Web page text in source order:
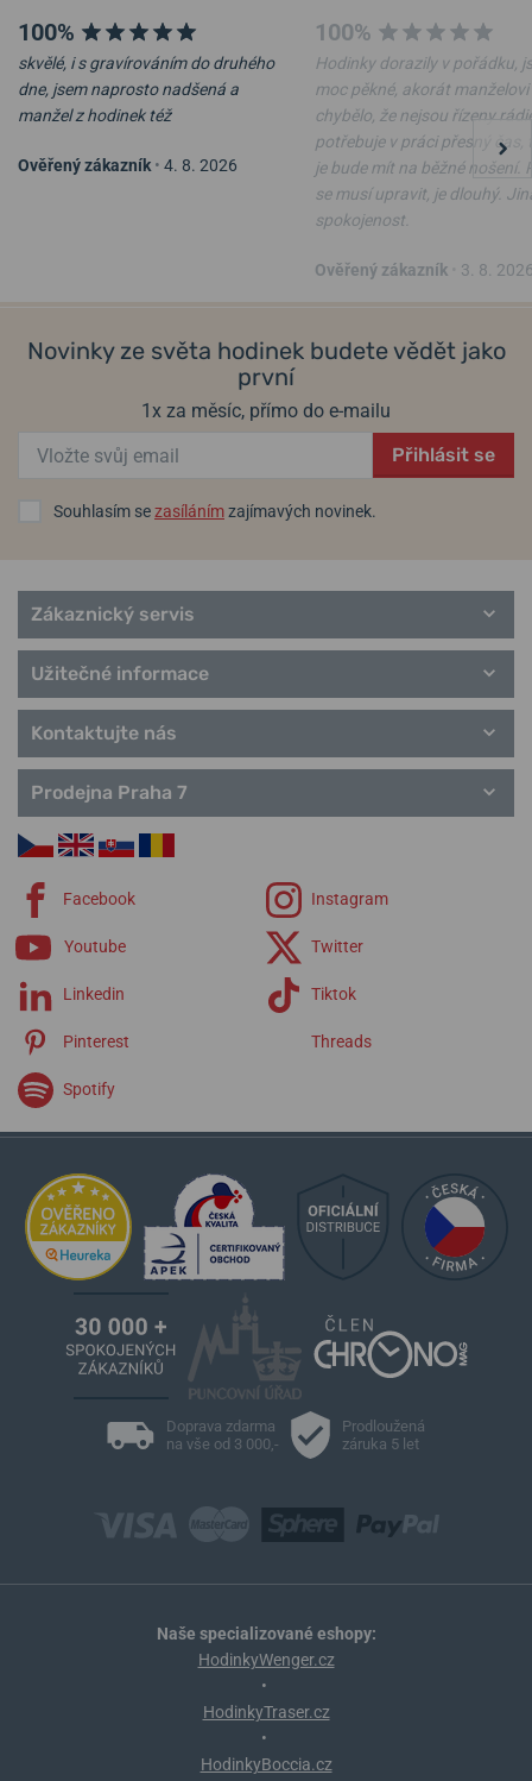
100%
skvělé, i s gravírováním do druhého
dne, jsem naprosto nadšená a
manžel z hodinek též
Ověřený zákazník • 4. 8. 2026
100%
Hodinky dorazily v pořádku,
moc pěkné, akorát manželovi
chybělo, že nejsou řízeny
potřebuje v práci přesný čas,
je bude mít na běžné nošení.
se musí upravit, je dlouhý.
spokojenost.
Ověřený zákazník 3. 8.
Novinky ze světa hodinek budete vědět jako
první
1x za měsíc, přímo do e-mailu
Přihlásit se
Souhlasím sezasílánímzajímavých novinek.
Zákaznický servis
Užitečné informace
Kontaktujte nás
Prodejna Praha 7
Facebook Instagram
Youtube Twitter
Linkedin Tiktok
Pinterest Threads
Spotify
Doprava zdarma
na vše od 3 000,-
Prodloužená
záruka 5 let
Naše specializované eshopy:
HodinkyWenger.cz
•
HodinkyTraser.cz
•
HodinkyBoccia.cz